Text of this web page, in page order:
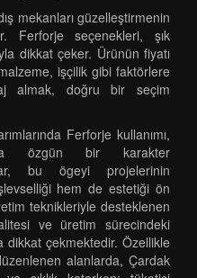
mekanları güzelleştirmenin
Ferforje seçenekleri, şık
dikkat çeker. Ürünün fiyatı
işçilik gibi faktörlere
almak, doğru bir seçim
Ferforje kullanımı,
özgün bir karakter
bu ögeyi projelerinin
hem de estetiği ön
teknikleriyle desteklenen
ve üretim sürecindeki
dikkat çekmektedir. Özellikle
alanlarda, Çardak